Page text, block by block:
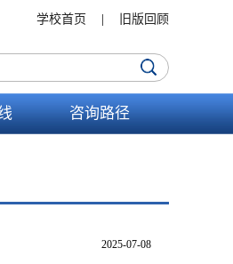
学校首页 旧版回顾
咨询路径
2025-07-08